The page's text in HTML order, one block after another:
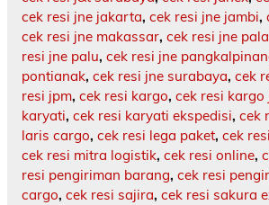
cek resi jne jakarta, cek resi jne jambi,
cek resi jne makassar, cek resi jne
resi jne palu, cek resi jne
pontianak, cek resi jne surabaya, cek
resi jpm, cek resi kargo, cek resi kargo
karyati, cek resi karyati ekspedisi, cek
laris cargo, cek resi lega paket, cek
cek resi mitra logistik, cek resi online,
resi pengiriman barang, cek resi
cargo, cek resi sajira, cek resi sakura